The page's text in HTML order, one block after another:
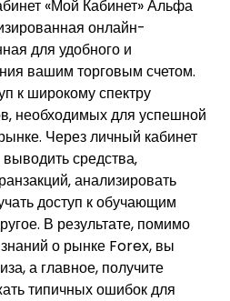
«Мой Кабинет» Альфа
онлайн-
для удобного и
вашим торговым счетом.
к широкому спектру
необходимых для успешной
Через личный кабинет
средства‚
анализировать
доступ к обучающим
В результате, помимо
о рынке Forex, вы
а главное, получите
типичных ошибок для